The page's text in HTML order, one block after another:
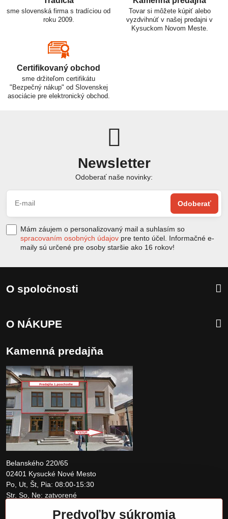
sme slovenská firma s tradíciou od
roku 2009.
Tovar si môžete kúpiť alebo
vyzdvihnúť v našej predajni v
Kysuckom Novom Meste.
Certifikovaný obchod
sme držiteľom certifikátu
"Bezpečný nákup" od Slovenskej
asociácie pre elektronický obchod.
Newsletter
Odoberať naše novinky:
Odoberať
Mám záujem o personalizovaný mail a suhlasím so
spracovaním osobných údajov pre tento účel. Informačné e-
maily sú určené pre osoby staršie ako 16 rokov!
O spoločnosti
O NÁKUPE
Kamenná predajňa
Belanského 220/65
02401 Kysucké Nové Mesto
Po, Ut, Št, Pia: 08:00-15:30
Str, So, Ne: zatvorené
Predvoľby súkromia